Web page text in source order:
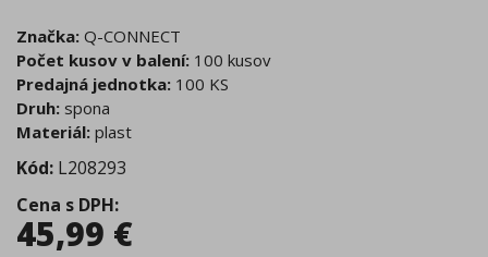
Značka: Q-CONNECT
Počet kusov v balení: 100 kusov
Predajná jednotka: 100 KS
Druh: spona
Materiál: plast
Kód: L208293
Cena s DPH:
45,99 €